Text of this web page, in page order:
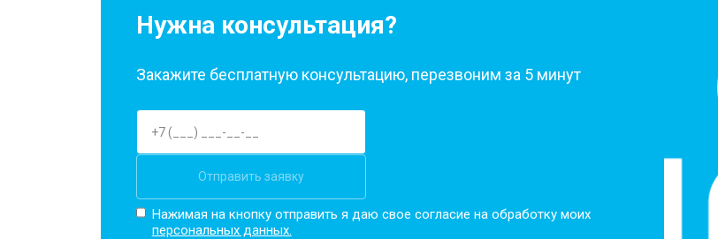
Нужна консультация?
Закажите бесплатную консультацию, перезвоним за 5 минут
Отправить заявку
Нажимая на кнопку отправить я даю свое согласие на обработку моих
персональных данных.